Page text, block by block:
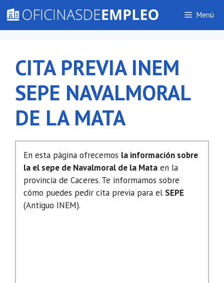
contenido
Menú
CITA PREVIA INEM
SEPE NAVALMORAL
DE LA MATA
En esta página ofrecemos la información sobre
la el sepe de Navalmoral de la Mata en la
provincia de Caceres. Te informamos sobre
cómo puedes pedir cita previa para el SEPE
(Antiguo INEM).